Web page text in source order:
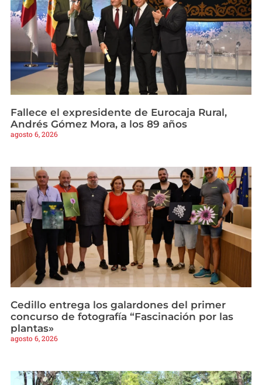
Fallece el expresidente de Eurocaja Rural,
Andrés Gómez Mora, a los 89 años
agosto 6, 2026
Cedillo entrega los galardones del primer
concurso de fotografía “Fascinación por las
plantas»
agosto 6, 2026